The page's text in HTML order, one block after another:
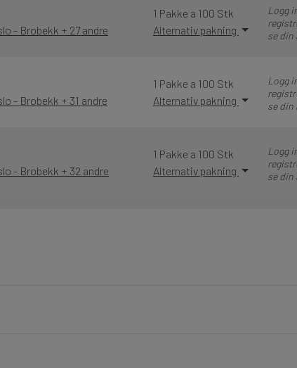
- Brobekk + 27 andre
1 Pakke a 100 Stk
Alternativ pakning
Logg
se din
- Brobekk + 31 andre
1 Pakke a 100 Stk
Alternativ pakning
Logg
se din
- Brobekk + 32 andre
1 Pakke a 100 Stk
Alternativ pakning
Logg
se din